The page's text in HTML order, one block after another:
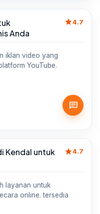
Anda
star4.7
iklan video yang
YouTube.
chat
Kendal untuk
star4.7
layanan untuk
online. tersedia